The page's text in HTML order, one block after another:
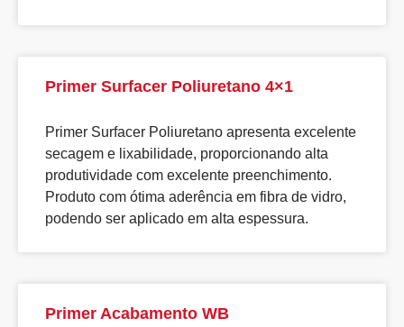
Primer Surfacer Poliuretano 4×1
Primer Surfacer Poliuretano apresenta excelente
secagem e lixabilidade, proporcionando alta
produtividade com excelente preenchimento.
Produto com ótima aderência em fibra de vidro,
podendo ser aplicado em alta espessura.
Primer Acabamento WB